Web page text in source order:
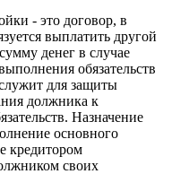
- это договор, в
выплатить другой
денег в случае
обязательств
для защиты
должника к
Назначение
основного
кредитором
своих